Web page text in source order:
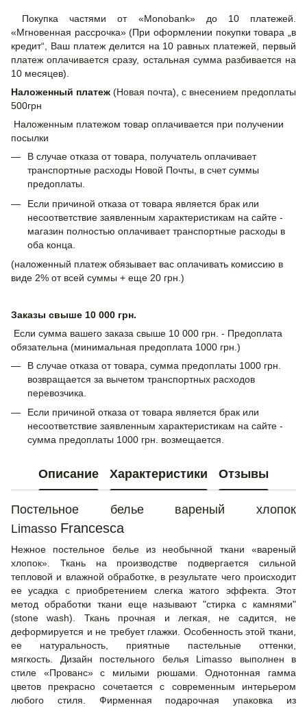
Покупка частями от «Monobank» до 10 платежей.
«Мгновенная рассрочка» (При оформлении покупки товара „в
кредит“, Ваш платеж делится на 10 равных платежей, первый
платеж оплачивается сразу, остальная сумма разбивается на
10 месяцев).
Наложенный платеж (Новая почта), с внесением предоплаты
500грн
Наложенным платежом товар оплачивается при получении
посылки
В случае отказа от товара, получатель оплачивает
транспортные расходы Новой Почты, в счет суммы
предоплаты.
Если причиной отказа от товара является брак или
несоответствие заявленным характеристикам на сайте -
магазин полностью оплачивает транспортные расходы в
оба конца.
(наложенный платеж обязывает вас оплачивать комиссию в
виде 2% от всей суммы + еще 20 грн.)
Заказы свыше 10 000 грн.
Если сумма вашего заказа свыше 10 000 грн. - Предоплата
обязательна (минимальная предоплата 1000 грн.)
В случае отказа от товара, сумма предоплаты 1000 грн.
возвращается за вычетом транспортных расходов
перевозчика.
Если причиной отказа от товара является брак или
несоответствие заявленным характеристикам на сайте -
сумма предоплаты 1000 грн. возмещается.
Описание Характеристики Отзывы
Постельное белье вареный хлопок
Limasso Francesca
Нежное постельное белье из необычной ткани «вареный
хлопок». Ткань на производстве подвергается сильной
тепловой и влажной обработке, в результате чего происходит
ее усадка с приобретением слегка жатого эффекта. Этот
метод обработки ткани еще называют "стирка с камнями"
(stone wash). Ткань прочная и легкая, не садится, не
деформируется и не требует глажки. Особенность этой ткани,
ее натуральность, приятные пастельные оттенки,
мягкость. Дизайн постельного белья Limasso выполнен в
стиле «Прованс» с милыми рюшами. Однотонная гамма
цветов прекрасно сочетается с современным интерьером
любого стиля. Фирменная подарочная упаковка из